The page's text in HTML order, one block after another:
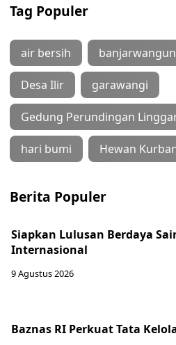
Tag Populer
air bersih
Desa Ilir garawangi
Gedung Perundingan
hari bumi Hewan
Berita Populer
Siapkan Lulusan Berdaya
Internasional
9 Agustus 2026
Baznas RI Perkuat Tata